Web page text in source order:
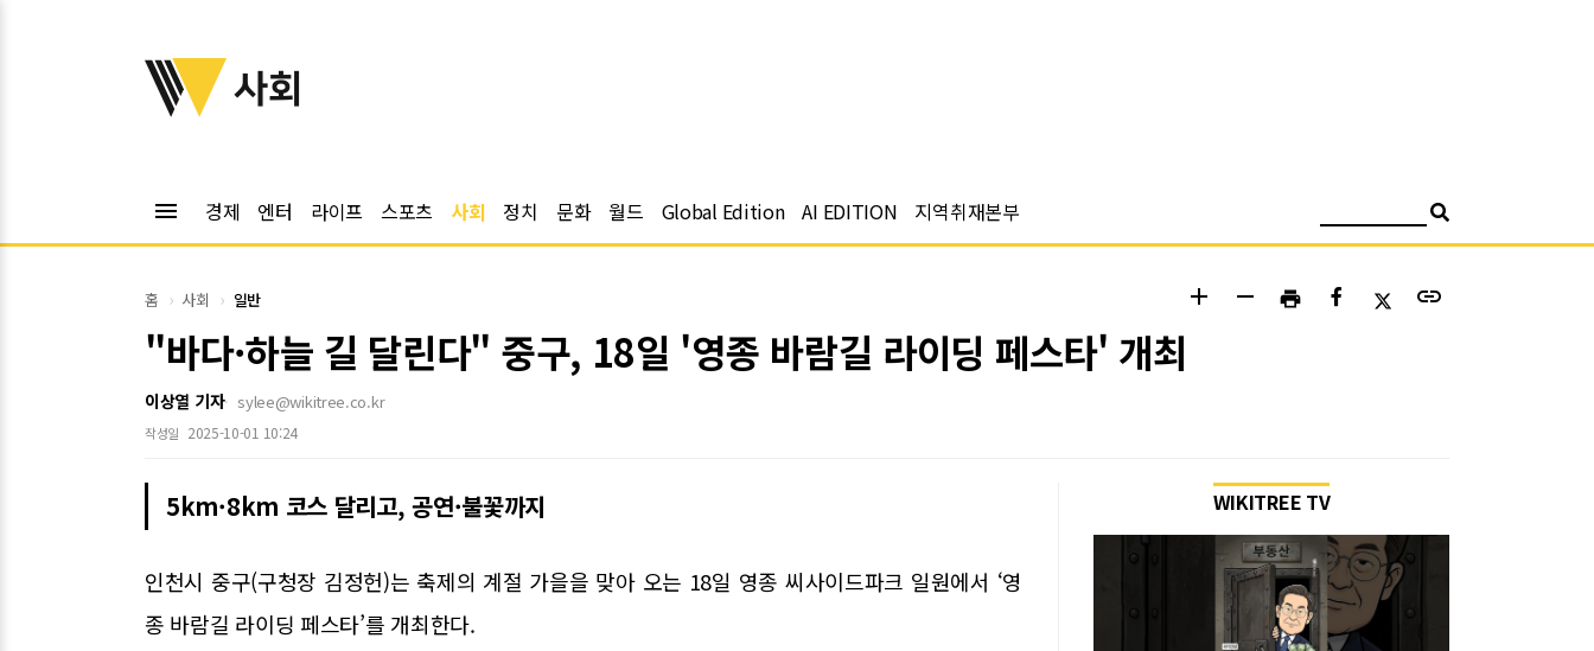
위키트리
사회
menu 경제 엔터 라이프 스포츠 사회 정치 문화 월드 Global Edition AI EDITION 지역취재본부
홈 사회 일반 add remove print link
"바다·하늘 길 달린다" 중구, 18일 '영종 바람길 라이딩 페스타' 개최
이상열 기자 sylee@wikitree.co.kr
작성일 2025-10-01 10:24
5km·8km 코스 달리고, 공연·불꽃까지
인천시 중구(구청장 김정헌)는 축제의 계절 가을을 맞아 오는 18일 영종 씨사이드파크 일원에서 ‘영
종 바람길 라이딩 페스타’를 개최한다.
WIKITREE TV